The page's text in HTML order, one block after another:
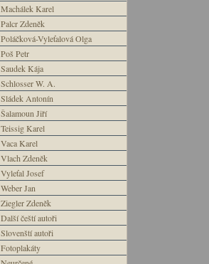
Machálek Karel
Palcr Zdeněk
Poláčková-Vyleťalová Olga
Poš Petr
Saudek Kája
Schlosser W. A.
Sládek Antonín
Šalamoun Jiří
Teissig Karel
Vaca Karel
Vlach Zdeněk
Vyleťal Josef
Weber Jan
Ziegler Zdeněk
Další čeští autoři
Slovenští autoři
Fotoplakáty